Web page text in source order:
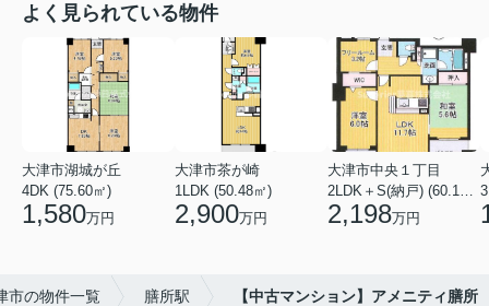
よく見られている物件
大津市湖城が丘
4DK (75.60㎡)
1,580万円
大津市茶が崎
1LDK (50.48㎡)
2,900万円
大津市中央１丁目
2,198万円
市の物件一覧 膳所駅 【中古マンション】アメニティ膳所